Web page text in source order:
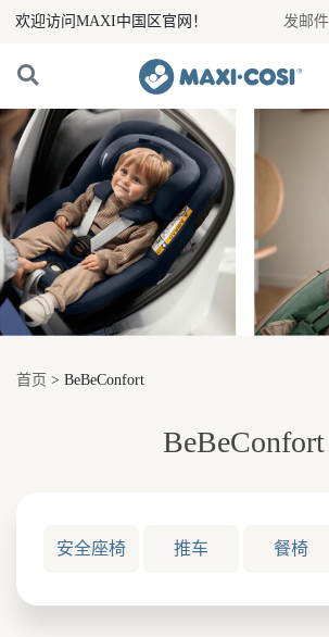
欢迎访问MAXI中国区官网！ 发邮件
首页 > BeBeConfort
BeBeConfort
安全座椅 推车 餐椅